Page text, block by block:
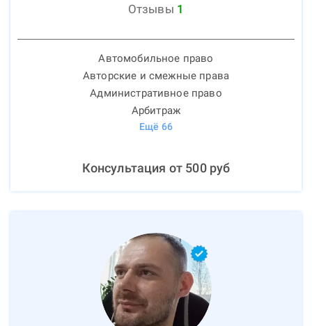
Отзывы 1
Автомобильное право
Авторские и смежные права
Административное право
Арбитраж
Ещё 66
Консультация от 500руб